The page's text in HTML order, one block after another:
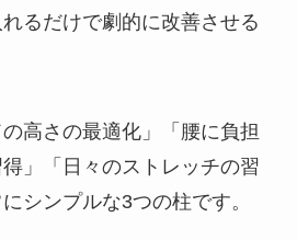
るだけで劇的に改善させる
高さの最適化」「腰に負担
」「日々のストレッチの習
シンプルな3つの柱です。